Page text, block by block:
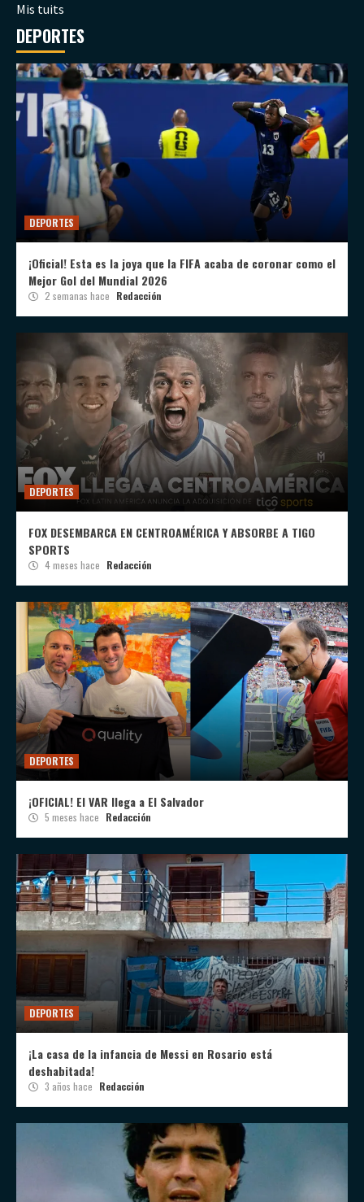
Mis tuits
DEPORTES
DEPORTES
¡Oficial! Esta es la joya que la FIFA acaba de coronar como el
Mejor Gol del Mundial 2026
2 semanas hace Redacción
DEPORTES
FOX DESEMBARCA EN CENTROAMÉRICA Y ABSORBE A TIGO
SPORTS
4 meses hace Redacción
DEPORTES
¡OFICIAL! El VAR llega a El Salvador
5 meses hace Redacción
DEPORTES
¡La casa de la infancia de Messi en Rosario está
deshabitada!
3 años hace Redacción